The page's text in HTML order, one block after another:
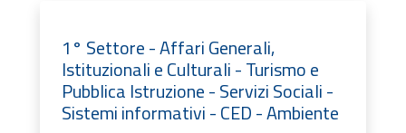
1° Settore - Affari Generali,
Istituzionali e Culturali - Turismo e
Pubblica Istruzione - Servizi Sociali -
Sistemi informativi - CED - Ambiente